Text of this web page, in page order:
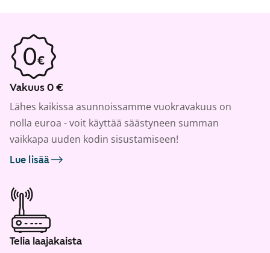
Vakuus 0 €
Lähes kaikissa asunnoissamme vuokravakuus on
nolla euroa - voit käyttää säästyneen summan
vaikkapa uuden kodin sisustamiseen!
Lue lisää
Telia laajakaista